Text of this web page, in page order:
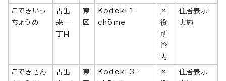
こできいっ
ちょうめ
古出
来一
丁目
東
区
Kodeki 1-
chōme
区
役
所
管
内
住居表示
実施
こできさん
古出
東
Kodeki 3-
区
住居表示